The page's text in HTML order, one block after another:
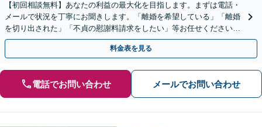
【初回相談無料】あなたの利益の最大化を目指します。まずは電話・
メールで状況を丁寧にお聞きします。「離婚を希望している」「離婚
を切り出された」「不貞の慰謝料請求をしたい」等お任せください。
【リーズナブルな料金設定】
料金表を見る
電話でお問い合わせ メールでお問い合わせ